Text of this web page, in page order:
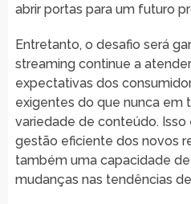
abrir portas para um futuro
Entretanto, o desafio será
streaming continue a
expectativas dos
exigentes do que nunca em
variedade de conteúdo. Isso
gestão eficiente dos novos
também uma capacidade
mudanças nas tendências